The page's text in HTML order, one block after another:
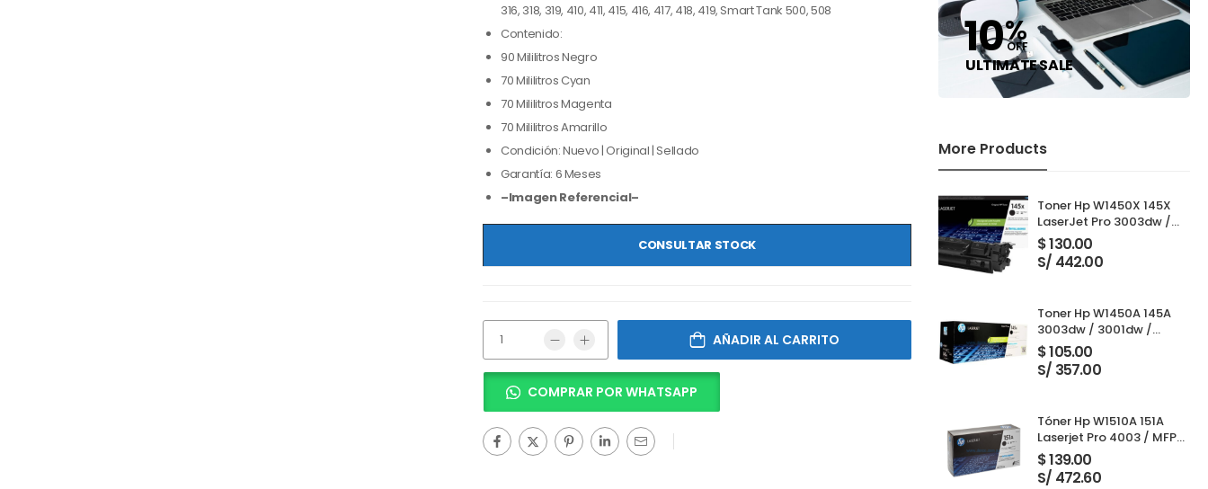
10%
OFF
ULTIMATE SALE
More Products
Toner Hp W1450X 145X
LaserJet Pro 3003dw /
3001dw / 3001dwe /
3101fdw / 3103fdw Black
$130.00
S/ 442.00
Toner Hp W1450A 145A
3003dw / 3001dw /
3001dwe / 3101fdw /
3103fdw Black 1,700
Paginas
$105.00
S/ 357.00
Tóner Hp W1510A 151A
Laserjet Pro 4003 / MFP
4103 Black 3,050 Páginas
$139.00
S/ 472.60
316, 318, 319, 410, 411, 415, 416, 417, 418, 419, Smart Tank 500, 508
Contenido:
90 Mililitros Negro
70 Mililitros Cyan
70 Mililitros Magenta
70 Mililitros Amarillo
Condición: Nuevo | Original | Sellado
Garantía: 6 Meses
–Imagen Referencial–
CONSULTAR STOCK
AÑADIR AL CARRITO
COMPRAR POR WHATSAPP